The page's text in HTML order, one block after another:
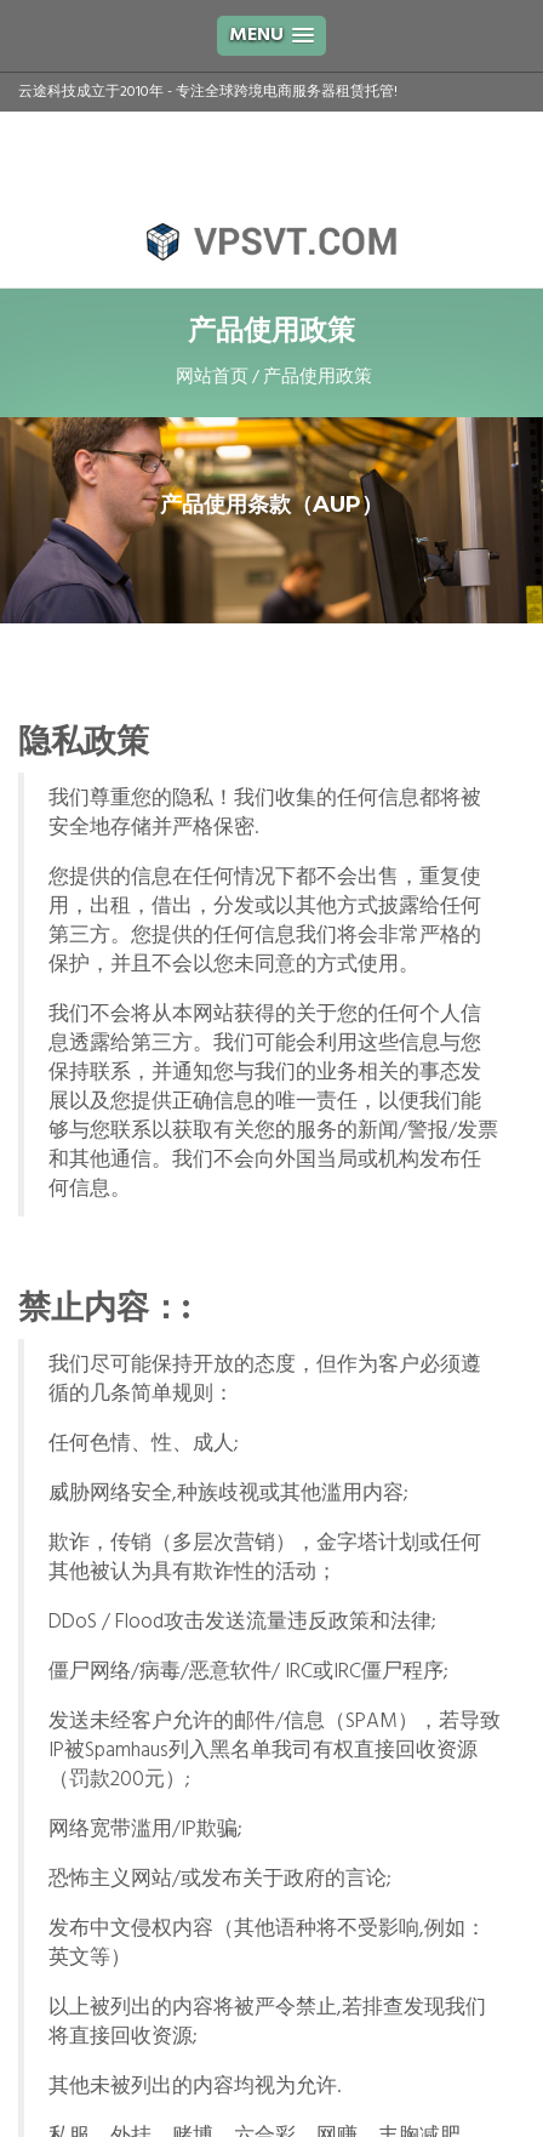
MENU
云途科技成立于2010年 - 专注全球跨境电商服务器租赁托管!
产品使用政策
网站首页/产品使用政策
产品使用条款（AUP）
隐私政策
我们尊重您的隐私！我们收集的任何信息都将被
安全地存储并严格保密.
您提供的信息在任何情况下都不会出售，重复使
用，出租，借出，分发或以其他方式披露给任何
第三方。您提供的任何信息我们将会非常严格的
保护，并且不会以您未同意的方式使用。
我们不会将从本网站获得的关于您的任何个人信
息透露给第三方。我们可能会利用这些信息与您
保持联系，并通知您与我们的业务相关的事态发
展以及您提供正确信息的唯一责任，以便我们能
够与您联系以获取有关您的服务的新闻/警报/发票
和其他通信。我们不会向外国当局或机构发布任
何信息。
禁止内容：:
我们尽可能保持开放的态度，但作为客户必须遵
循的几条简单规则：
任何色情、性、成人;
威胁网络安全,种族歧视或其他滥用内容;
欺诈，传销（多层次营销），金字塔计划或任何
其他被认为具有欺诈性的活动；
DDoS / Flood攻击发送流量违反政策和法律;
僵尸网络/病毒/恶意软件/ IRC或IRC僵尸程序;
发送未经客户允许的邮件/信息（SPAM），若导致
IP被Spamhaus列入黑名单我司有权直接回收资源
（罚款200元）;
网络宽带滥用/IP欺骗;
恐怖主义网站/或发布关于政府的言论;
发布中文侵权内容（其他语种将不受影响,例如：
英文等）
以上被列出的内容将被严令禁止,若排查发现我们
将直接回收资源;
其他未被列出的内容均视为允许.